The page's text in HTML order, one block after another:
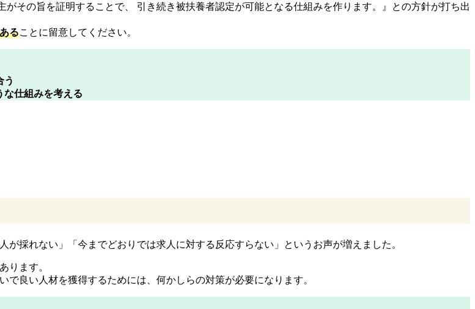
その旨を証明することで、 引き続き被扶養者認定が可能となる仕組みを作ります。』との方針が打ち出
ることに留意してください。
う
な仕組みを考える
採れない」「今までどおりでは求人に対する反応すらない」というお声が増えました。
ります。
良い人材を獲得するためには、何かしらの対策が必要になります。